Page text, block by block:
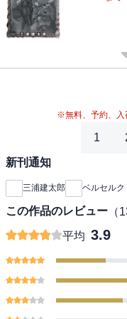
※無料、予約、入
1
新刊通知
三浦建太郎 ベルセルク
この作品のレビュー （
平均 3.9